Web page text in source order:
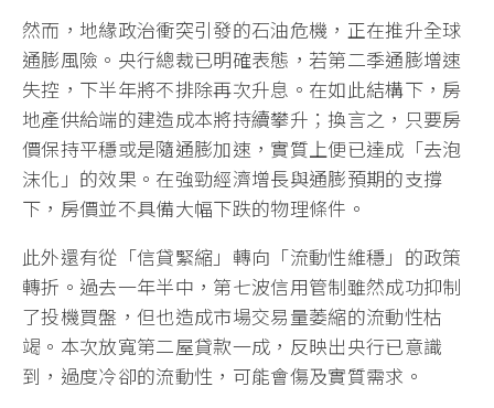
然而，地緣政治衝突引發的石油危機，正在推升全球
通膨風險。央行總裁已明確表態，若第二季通膨增速
失控，下半年將不排除再次升息。在如此結構下，房
地產供給端的建造成本將持續攀升；換言之，只要房
價保持平穩或是隨通膨加速，實質上便已達成「去泡
沫化」的效果。在強勁經濟增長與通膨預期的支撐
下，房價並不具備大幅下跌的物理條件。
此外還有從「信貸緊縮」轉向「流動性維穩」的政策
轉折。過去一年半中，第七波信用管制雖然成功抑制
了投機買盤，但也造成市場交易量萎縮的流動性枯
竭。本次放寬第二屋貸款一成，反映出央行已意識
到，過度冷卻的流動性，可能會傷及實質需求。